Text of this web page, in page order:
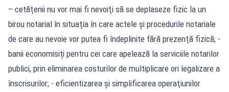
– cetăţenii nu vor mai fi nevoiţi să se deplaseze fizic la un
birou notarial în situaţia în care actele şi procedurile notariale
de care au nevoie vor putea fi îndeplinite fără prezenţă fizică; -
banii economisiți pentru cei care apelează la serviciile notarilor
publici, prin eliminarea costurilor de multiplicare ori legalizare a
înscrisurilor; - eficientizarea şi simplificarea operaţiunilor